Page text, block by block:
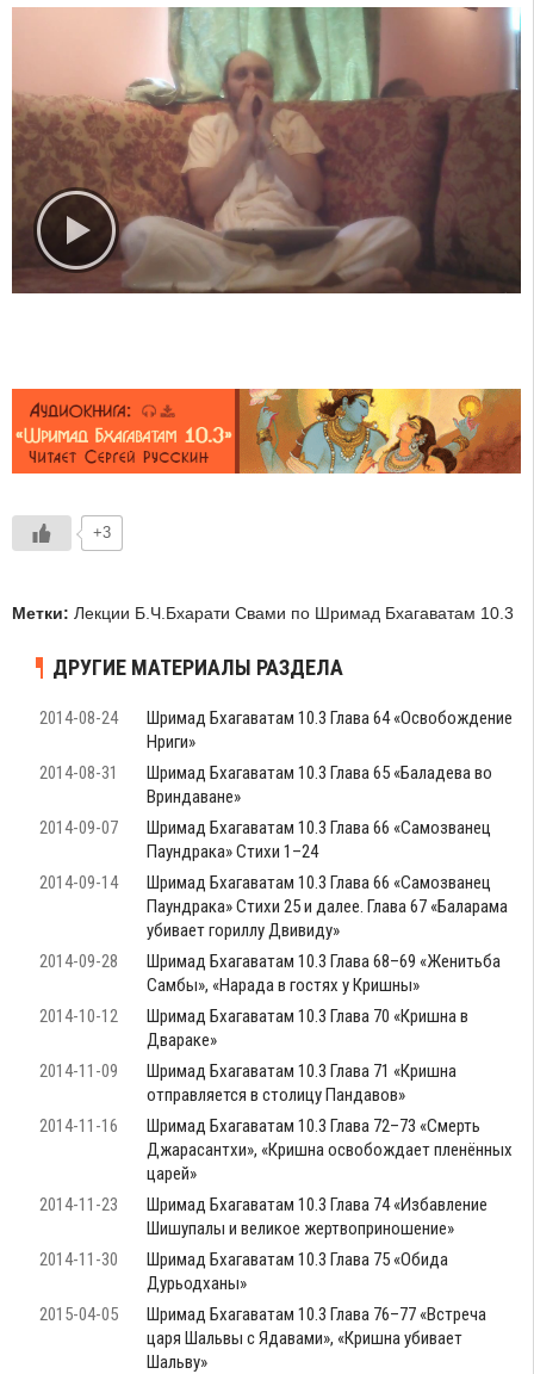
+3
Метки: Лекции Б.Ч.Бхарати Свами по Шримад Бхагаватам 10.3
ДРУГИЕ МАТЕРИАЛЫ РАЗДЕЛА
2014-08-24
Шримад Бхагаватам 10.3 Глава 64 «Освобождение
Нриги»
2014-08-31
Шримад Бхагаватам 10.3 Глава 65 «Баладева во
Вриндаване»
2014-09-07
Шримад Бхагаватам 10.3 Глава 66 «Самозванец
Паундрака» Стихи 1–24
2014-09-14
Шримад Бхагаватам 10.3 Глава 66 «Самозванец
Паундрака» Стихи 25 и далее. Глава 67 «Баларама
убивает гориллу Двивиду»
2014-09-28
Шримад Бхагаватам 10.3 Глава 68–69 «Женитьба
Самбы», «Нарада в гостях у Кришны»
2014-10-12
Шримад Бхагаватам 10.3 Глава 70 «Кришна в
Двараке»
2014-11-09
Шримад Бхагаватам 10.3 Глава 71 «Кришна
отправляется в столицу Пандавов»
2014-11-16
Шримад Бхагаватам 10.3 Глава 72–73 «Смерть
Джарасантхи», «Кришна освобождает пленённых
царей»
2014-11-23
Шримад Бхагаватам 10.3 Глава 74 «Избавление
Шишупалы и великое жертвоприношение»
2014-11-30
Шримад Бхагаватам 10.3 Глава 75 «Обида
Дурьодханы»
2015-04-05
Шримад Бхагаватам 10.3 Глава 76–77 «Встреча
царя Шальвы с Ядавами», «Кришна убивает
Шальву»